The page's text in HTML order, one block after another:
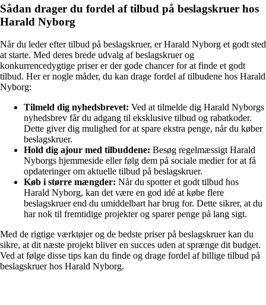
Sådan drager du fordel af tilbud på beslagskruer hos
Harald Nyborg
Når du leder efter tilbud på beslagskruer, er Harald Nyborg et godt sted
at starte. Med deres brede udvalg af beslagskruer og
konkurrencedygtige priser er der gode chancer for at finde et godt
tilbud. Her er nogle måder, du kan drage fordel af tilbudene hos Harald
Nyborg:
Tilmeld dig nyhedsbrevet: Ved at tilmelde dig Harald Nyborgs
nyhedsbrev får du adgang til eksklusive tilbud og rabatkoder.
Dette giver dig mulighed for at spare ekstra penge, når du køber
beslagskruer.
Hold dig ajour med tilbuddene: Besøg regelmæssigt Harald
Nyborgs hjemmeside eller følg dem på sociale medier for at få
opdateringer om aktuelle tilbud på beslagskruer.
Køb i større mængder: Når du spotter et godt tilbud hos
Harald Nyborg, kan det være en god idé at købe flere
beslagskruer end du umiddelbart har brug for. Dette sikrer, at du
har nok til fremtidige projekter og sparer penge på lang sigt.
Med de rigtige værktøjer og de bedste priser på beslagskruer kan du
sikre, at dit næste projekt bliver en succes uden at sprænge dit budget.
Ved at følge disse tips kan du finde og drage fordel af billige tilbud på
beslagskruer hos Harald Nyborg.